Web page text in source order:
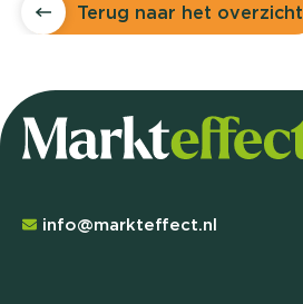
Terug naar het overzicht
info@markteffect.nl